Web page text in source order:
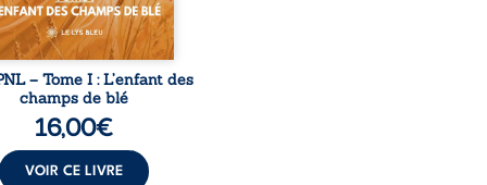
– Tome I : L’enfant des
champs de blé
16,00€
VOIR CE LIVRE